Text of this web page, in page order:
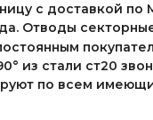
с доставкой по
Отводы
из стали ст20
по всем